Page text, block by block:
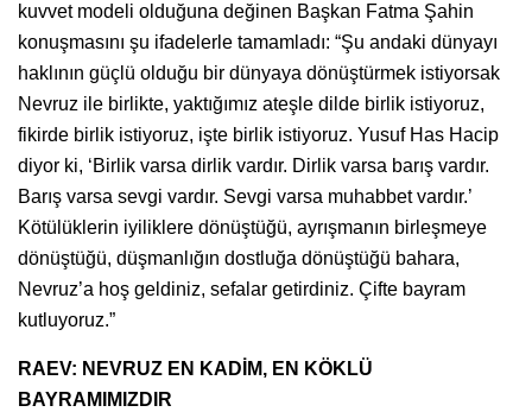
kuvvet modeli olduğuna değinen Başkan Fatma Şahin
konuşmasını şu ifadelerle tamamladı: “Şu andaki dünyayı
haklının güçlü olduğu bir dünyaya dönüştürmek istiyorsak
Nevruz ile birlikte, yaktığımız ateşle dilde birlik istiyoruz,
fikirde birlik istiyoruz, işte birlik istiyoruz. Yusuf Has Hacip
diyor ki, ‘Birlik varsa dirlik vardır. Dirlik varsa barış vardır.
Barış varsa sevgi vardır. Sevgi varsa muhabbet vardır.’
Kötülüklerin iyiliklere dönüştüğü, ayrışmanın birleşmeye
dönüştüğü, düşmanlığın dostluğa dönüştüğü bahara,
Nevruz’a hoş geldiniz, sefalar getirdiniz. Çifte bayram
kutluyoruz.”
RAEV: NEVRUZ EN KADİM, EN KÖKLÜ
BAYRAMIMIZDIR